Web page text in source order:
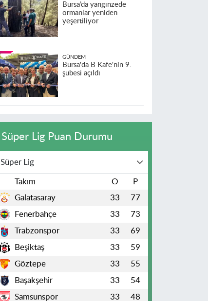
Bursa’da yangınzede
ormanlar yeniden
yeşertiliyor
GÜNDEM
Bursa'da B Kafe'nin 9.
şubesi açıldı
Süper Lig Puan Durumu
Süper Lig
Takım O P
Galatasaray 33 77
Fenerbahçe 33 73
Trabzonspor 33 69
Beşiktaş 33 59
Göztepe 33 55
Başakşehir 33 54
Samsunspor 33 48